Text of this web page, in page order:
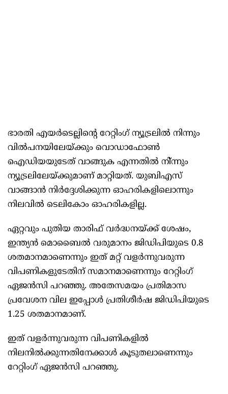
ഭാരതി എയര്‍ടെല്ലിന്റെ റേറ്റിംഗ് ന്യൂട്രലില്‍ നിന്നും
വില്‍പനയിലേയ്ക്കും വൊഡാഫോണ്‍
ഐഡിയയുടേത് വാങ്ങുക എന്നതില്‍ നി്ന്നും
ന്യൂട്രലിലേയ്ക്കുമാണ് മാറ്റിയത്. യുബിഎസ്
വാങ്ങാന്‍ നിര്‍ദ്ദേശിക്കുന്ന ഓഹരികളിലൊന്നും
നിലവില്‍ ടെലികോം ഓഹരികളില്ല.
ഏറ്റവും പുതിയ താരിഫ് വര്‍ദ്ധനയ്ക്ക് ശേഷം,
ഇന്ത്യന്‍ മൊബൈല്‍ വരുമാനം ജിഡിപിയുടെ 0.8
ശതമാനമാണെന്നും ഇത് മറ്റ് വളര്‍ന്നുവരുന്ന
വിപണികളുടേതിന് സമാനമാണെന്നും റേറ്റിംഗ്
ഏജന്‍സി പറഞ്ഞു. അതേസമയം പ്രതിമാസ
പ്രവേശന വില ഇപ്പോള്‍ പ്രതിശീര്‍ഷ ജിഡിപിയുടെ
1.25 ശതമാനമാണ്.
ഇത് വളര്‍ന്നുവരുന്ന വിപണികളില്‍
നിലനില്‍ക്കുന്നതിനേക്കാള്‍ കൂടുതലാണെന്നും
റേറ്റിംഗ് ഏജന്‍സി പറഞ്ഞു.